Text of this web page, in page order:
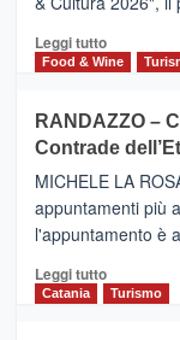
primi
nella
classifica
UN
HOTEL
FOUR
IL
NUOVO
SUMMER
CLUB
Leggi tuttoLeggi
di
(Ct)
–
Benanti
presenta
“Vino
&
Cultura
Food & Wine
RANDAZZO –
Contrade
MICHELE LA
appuntamenti più
l'appuntamento è
Leggi tuttoLeggi
di
Catania Turismo